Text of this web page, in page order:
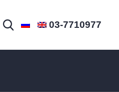
03-7710977